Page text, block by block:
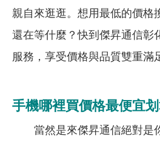
親自來逛逛。想用最低的價格
還在等什麼？快到傑昇通信彰
服務，享受價格與品質雙重滿
手機哪裡買價格最便宜
當然是來傑昇通信絕對是